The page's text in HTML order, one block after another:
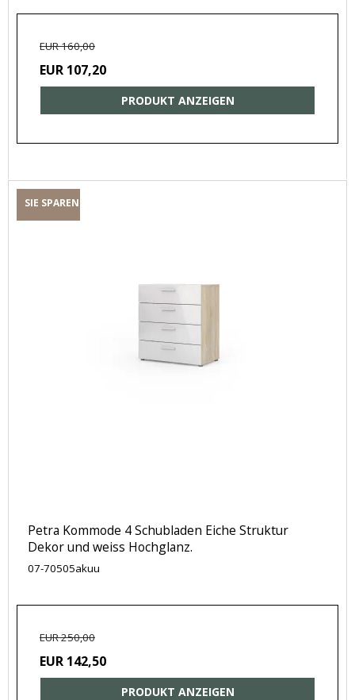
EUR 160,00
EUR 107,20
PRODUKT ANZEIGEN
SIE SPAREN
Petra Kommode 4 Schubladen Eiche Struktur
Dekor und weiss Hochglanz.
07-70505akuu
EUR 250,00
EUR 142,50
PRODUKT ANZEIGEN